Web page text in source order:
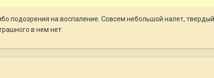
подозрения на воспаление. Совсем небольшой налет,
в нем нет.